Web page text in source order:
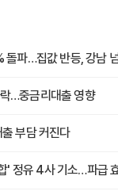
파…집값 반등, 강남
…중금리대출 영향
부담 커진다
' 정유 4사 기소…파급